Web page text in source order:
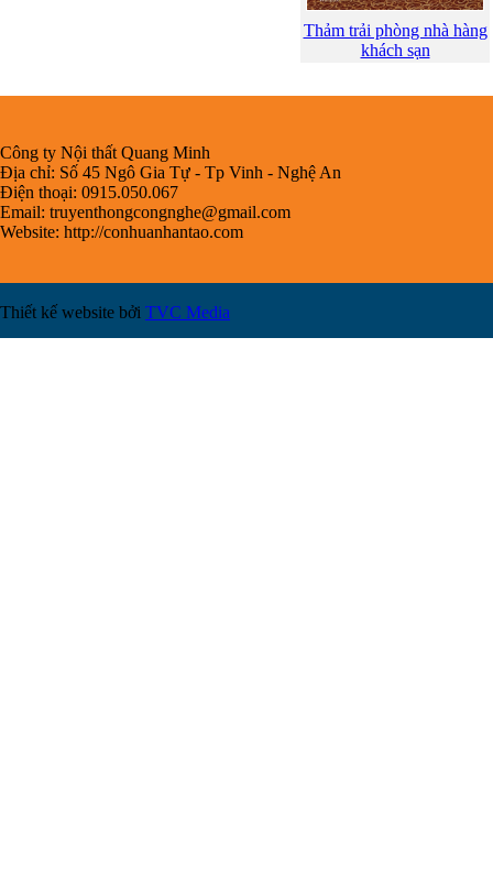
Thảm trải phòng nhà hàng
khách sạn
Công ty Nội thất Quang Minh
Địa chỉ: Số 45 Ngô Gia Tự - Tp Vinh - Nghệ An
Điện thoại: 0915.050.067
Email: truyenthongcongnghe@gmail.com
Website: http://conhuanhantao.com
Thiết kế website bởi TVC Media